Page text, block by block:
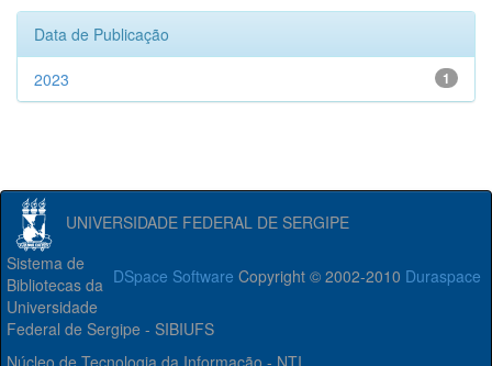
Data de Publicação
1
2023
UNIVERSIDADE FEDERAL DE SERGIPE
DSpace Software Copyright © 2002-2010 Duraspace
Sistema de
Bibliotecas da
Universidade
Federal de Sergipe - SIBIUFS
Núcleo de Tecnologia da Informação - NTI